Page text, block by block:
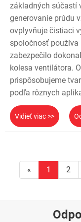
základných súčastí
generovanie prúdu
ovplyvňuje čistiaci
spoločnosť používa
zabezpečilo
kolesa ventilátora.
prispôsobujeme
podľa rôznych
Vidieť viac >>
« 1 2